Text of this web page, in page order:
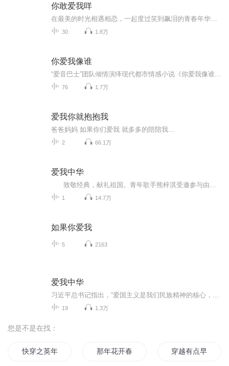
你敢爱我咩
30 1.8万
你爱我像谁
76 1.7万
爱我你就抱抱我
爸爸妈妈 如果你们爱我 就多多的陪陪我...
2 66.1万
爱我中华
1 14.7万
如果你爱我
5 2163
爱我中华
19 1.3万
您是不是在找：
快穿之英年早逝 那年花开春尚早 穿越有点早